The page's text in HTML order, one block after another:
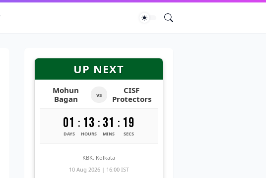
UP NEXT
Mohun
Bagan
vs
CISF
Protectors
01
DAYS
: 13
HOURS
: 31
MINS
: 17
SECS
KBK, Kolkata
10 Aug 2026 | 16:00 IST